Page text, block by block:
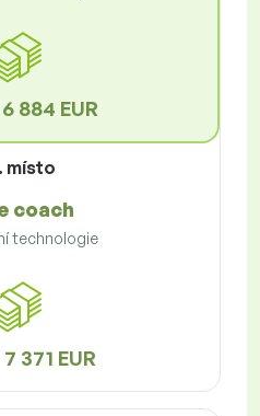
884 EUR
místo
coach
technologie
371 EUR